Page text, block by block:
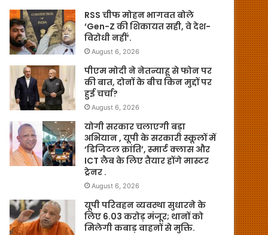
RSS चीफ मोहन भागवत बोले
‘Gen-Z की शिकायत सही, वे देश-
विरोधी नहीं’.
August 6, 2026
पीएम मोदी ने नेतन्याहू से फोन पर
की बात, दोनों के बीच किन मुद्दों पर
हुई चर्चा?
August 6, 2026
योगी सरकार चलाएगी बड़ा
अभियान , यूपी के सरकारी स्कूलों में
‘डिजिटल क्रांति’, स्मार्ट क्लास और
ICT लैब के लिए तैयार होंगे मास्टर
ट्रेनर .
August 6, 2026
यूपी परिवहन व्यवस्था सुधारने के
लिए 6.03 करोड़ मंजूर; थानों को
मिलेगी कबाड़ वाहनों से मुक्ति.